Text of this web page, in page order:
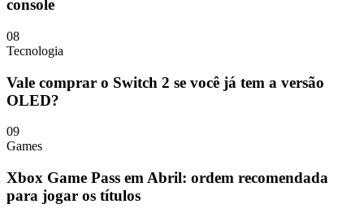
console
08
Tecnologia
Vale comprar o Switch 2 se você já tem a versão
OLED?
09
Games
Xbox Game Pass em Abril: ordem recomendada
para jogar os títulos